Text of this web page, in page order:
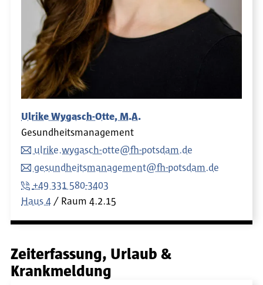
Ulrike Wygasch-Otte, M.A.
Gesundheitsmanagement
ulrike.wygasch-otte@fh-potsdam.de
gesundheitsmanagement@fh-potsdam.de
+49 331 580-3403
Haus 4
Raum 4.2.15
Zeiterfassung, Urlaub &
Krankmeldung